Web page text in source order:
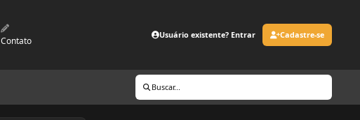
Contato
Usuário existente? Entrar Cadastre-se
Buscar...